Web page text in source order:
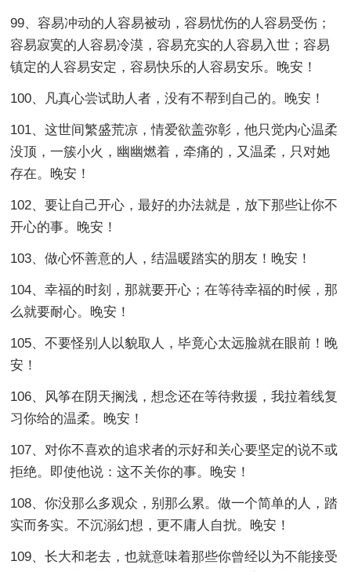
99、容易冲动的人容易被动，容易忧伤的人容易受伤；
容易寂寞的人容易冷漠，容易充实的人容易入世；容易
镇定的人容易安定，容易快乐的人容易安乐。晚安！
100、凡真心尝试助人者，没有不帮到自己的。晚安！
101、这世间繁盛荒凉，情爱欲盖弥彰，他只觉内心温柔
没顶，一簇小火，幽幽燃着，牵痛的，又温柔，只对她
存在。晚安！
102、要让自己开心，最好的办法就是，放下那些让你不
开心的事。晚安！
103、做心怀善意的人，结温暖踏实的朋友！晚安！
104、幸福的时刻，那就要开心；在等待幸福的时候，那
么就要耐心。晚安！
105、不要怪别人以貌取人，毕竟心太远脸就在眼前！晚
安！
106、风筝在阴天搁浅，想念还在等待救援，我拉着线复
习你给的温柔。晚安！
107、对你不喜欢的追求者的示好和关心要坚定的说不或
拒绝。即使他说：这不关你的事。晚安！
108、你没那么多观众，别那么累。做一个简单的人，踏
实而务实。不沉溺幻想，更不庸人自扰。晚安！
109、长大和老去，也就意味着那些你曾经以为不能接受